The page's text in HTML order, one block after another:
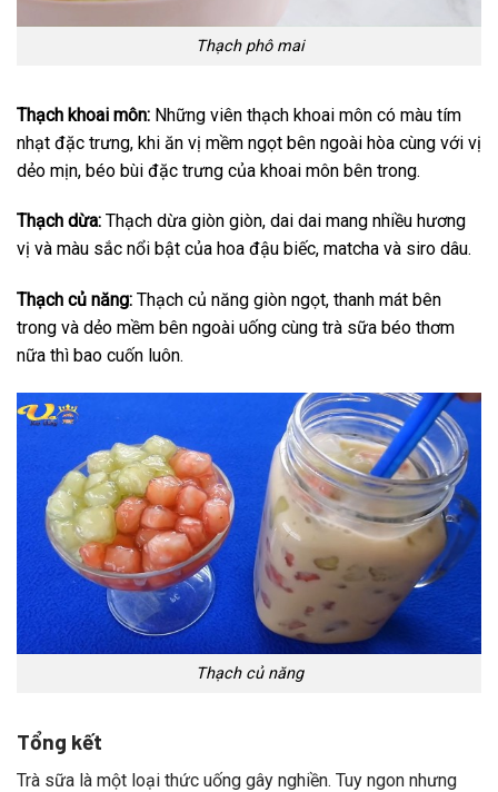
Thạch phô mai
Thạch khoai môn: Những viên thạch khoai môn có màu tím
nhạt đặc trưng, khi ăn vị mềm ngọt bên ngoài hòa cùng với vị
dẻo mịn, béo bùi đặc trưng của khoai môn bên trong.
Thạch dừa: Thạch dừa giòn giòn, dai dai mang nhiều hương
vị và màu sắc nổi bật của hoa đậu biếc, matcha và siro dâu.
Thạch củ năng: Thạch củ năng giòn ngọt, thanh mát bên
trong và dẻo mềm bên ngoài uống cùng trà sữa béo thơm
nữa thì bao cuốn luôn.
Thạch củ năng
Tổng kết
Trà sữa là một loại thức uống gây nghiền. Tuy ngon nhưng